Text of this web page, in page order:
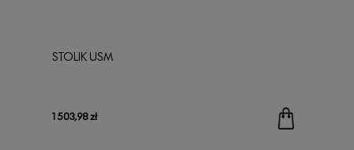
STOLIK USM
1 503,98 zł